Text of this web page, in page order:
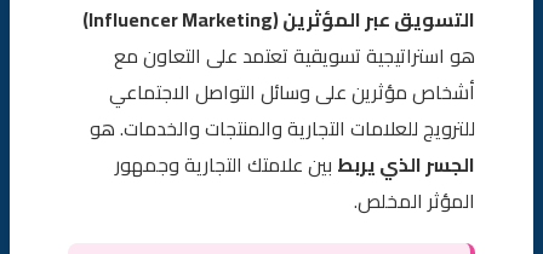
التسويق عبر المؤثرين (Influencer Marketing)
هو استراتيجية تسويقية تعتمد على التعاون مع
أشخاص مؤثرين على وسائل التواصل الاجتماعي
للترويج للعلامات التجارية والمنتجات والخدمات. هو
الجسر الذي يربط بين علامتك التجارية وجمهور
المؤثر المخلص.